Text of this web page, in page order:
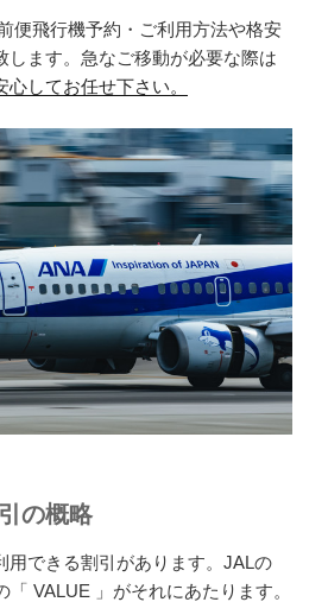
便飛行機予約・ご利用方法や格安
します。急なご移動が必要な際は
してお任せ下さい。
の概略
用できる割引があります。JALの
「 VALUE 」がそれにあたります。